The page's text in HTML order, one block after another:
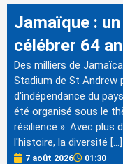
Jamaïque :
célébrer 64
Des milliers de
Stadium de St Andrew
d'indépendance du
été organisé sous le
résilience ». Avec plus
l'histoire, la diversité […]
7 août 2026 01:30